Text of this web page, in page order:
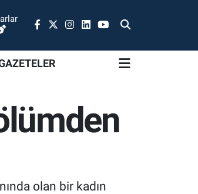
olan bir kadın